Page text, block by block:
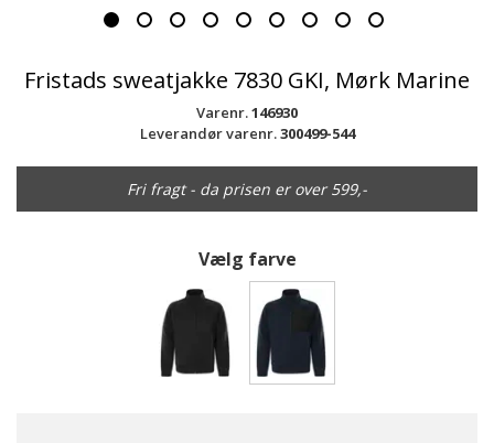
Fristads sweatjakke 7830 GKI, Mørk Marine
Varenr.146930
Leverandør varenr.300499-544
Fri fragt - da prisen er over 599,-
Vælg farve